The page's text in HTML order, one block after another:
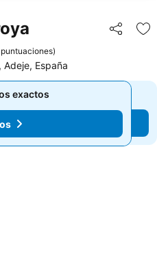
Compartir
puntuaciones)
España
exactos
exactos